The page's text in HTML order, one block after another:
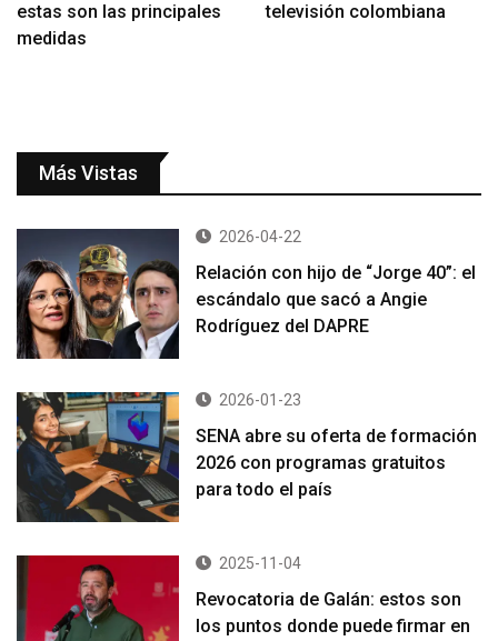
estas son las principales
medidas
televisión colombiana
Más Vistas
2026-04-22
Relación con hijo de “Jorge 40”: el
escándalo que sacó a Angie
Rodríguez del DAPRE
2026-01-23
SENA abre su oferta de formación
2026 con programas gratuitos
para todo el país
2025-11-04
Revocatoria de Galán: estos son
los puntos donde puede firmar en